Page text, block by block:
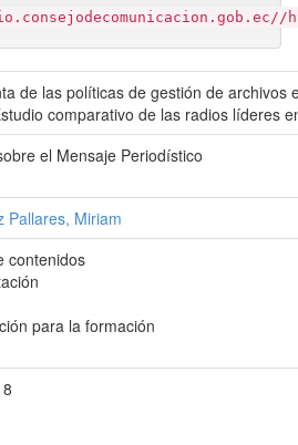
de las políticas de gestión de archivos
comparativo de las radios líderes
el Mensaje Periodístico
Pallares, Miriam
contenidos
para la formación